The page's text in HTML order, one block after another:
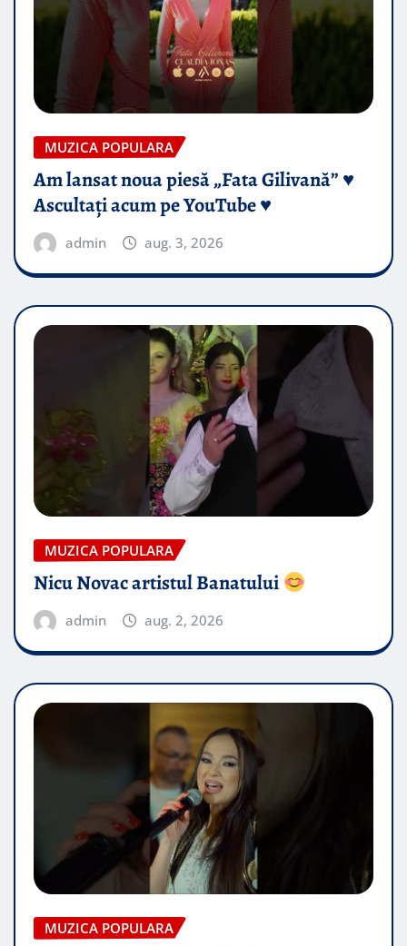
MUZICA POPULARA
Am lansat noua piesă „Fata Gilivană” ♥️
Ascultați acum pe YouTube ♥️
admin aug. 3, 2026
MUZICA POPULARA
Nicu Novac artistul Banatului
admin aug. 2, 2026
MUZICA POPULARA